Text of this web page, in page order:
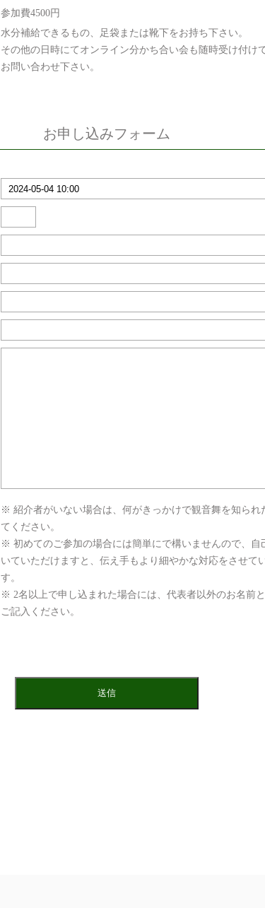
参加費4500円
水分補給できるもの、足袋または靴下をお持ち下さい。
その他の日時にてオンライン分かち合い会も随時受け付け
お問い合わせ下さい。
お申し込みフォーム
※ 紹介者がいない場合は、何がきっかけで観音舞を知られ
てください。
※ 初めてのご参加の場合には簡単にで構いませんので、自
いていただけますと、伝え手もより細やかな対応をさせて
す。
※ 2名以上で申し込まれた場合には、代表者以外のお名前
ご記入ください。